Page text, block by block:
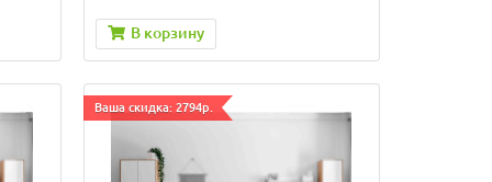
В корзину
Ваша скидка: 2794р.